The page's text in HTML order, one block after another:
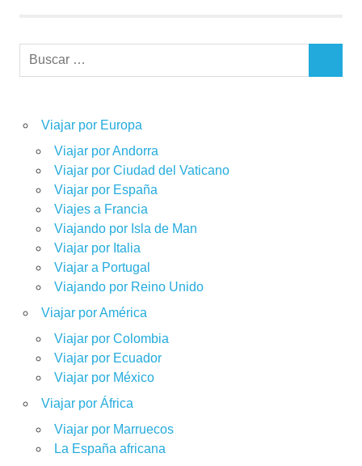
Buscar:
Viajar por Europa
Viajar por Andorra
Viajar por Ciudad del Vaticano
Viajar por España
Viajes a Francia
Viajando por Isla de Man
Viajar por Italia
Viajar a Portugal
Viajando por Reino Unido
Viajar por América
Viajar por Colombia
Viajar por Ecuador
Viajar por México
Viajar por África
Viajar por Marruecos
La España africana